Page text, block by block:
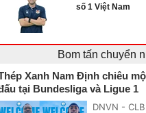
số 1 Việt Nam
Bom tấn chuyển
Xanh Nam Định chiêu
tại Bundesliga và Ligue 1
DNVN -